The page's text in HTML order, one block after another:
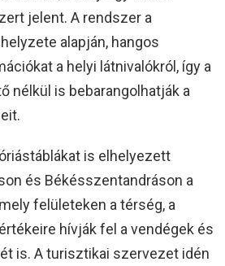
jelent. A rendszer a
alapján, hangos
a helyi látnivalókról, így a
nélkül is bebarangolhatják a
is elhelyezett
és Békésszentandráson a
felületeken a térség, a
hívják fel a vendégek és
is. A turisztikai szervezet idén